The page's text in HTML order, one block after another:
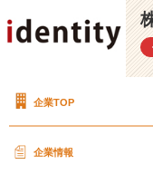
企業TOP
企業情報